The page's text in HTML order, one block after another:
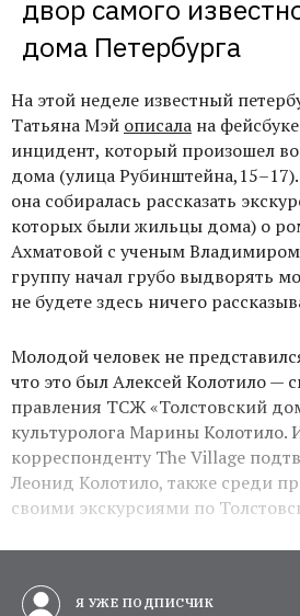
двор самого
дома Петербурга
На этой неделе известный
Татьяна Мэй описала на
инцидент, который произошел
дома (улица
она собиралась рассказать
которых были жильцы дома) о
Ахматовой с ученым
группу начал грубо выдворять
не будете здесь ничего
Молодой человек не
что это был Алексей Колотило —
правления ТСЖ «Толстовский
культуролога Марины
корреспонденту The Village
Леонид Колотило, также среди
своими экскурсиями по
Я УЖЕ ПОДПИСЧИК